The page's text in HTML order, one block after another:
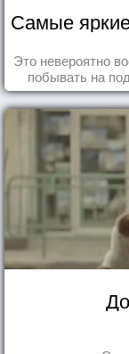
Самые
Это невероятно
побывать на